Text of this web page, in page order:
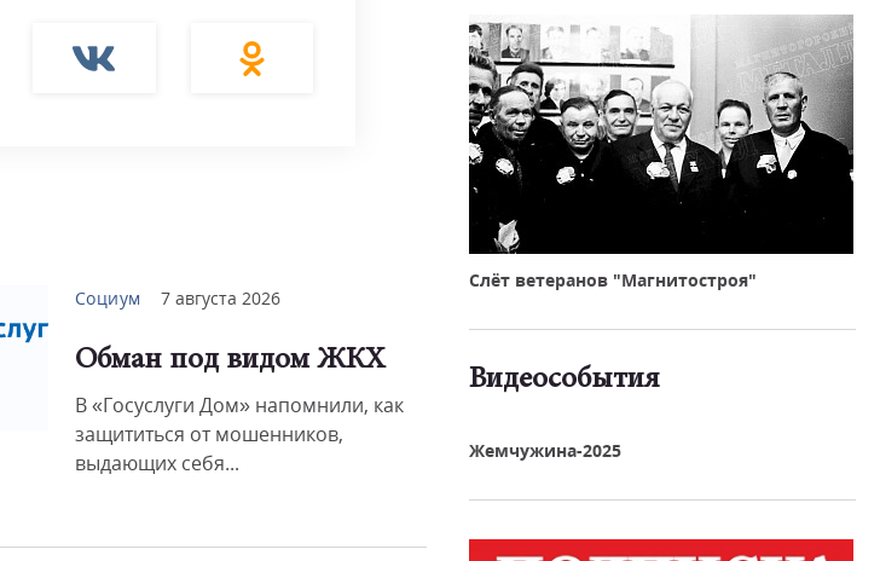
Социум 7 августа 2026
Обман под видом ЖКХ
В «Госуслуги Дом» напомнили, как
защититься от мошенников,
выдающих себя...
Слёт ветеранов "Магнитостроя"
Видеособытия
Жемчужина-2025